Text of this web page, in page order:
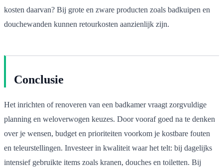
kosten daarvan? Bij grote en zware producten zoals badkuipen en
douchewanden kunnen retourkosten aanzienlijk zijn.
Conclusie
Het inrichten of renoveren van een badkamer vraagt zorgvuldige
planning en weloverwogen keuzes. Door vooraf goed na te denken
over je wensen, budget en prioriteiten voorkom je kostbare fouten
en teleurstellingen. Investeer in kwaliteit waar het telt: bij dagelijks
intensief gebruikte items zoals kranen, douches en toiletten. Bij